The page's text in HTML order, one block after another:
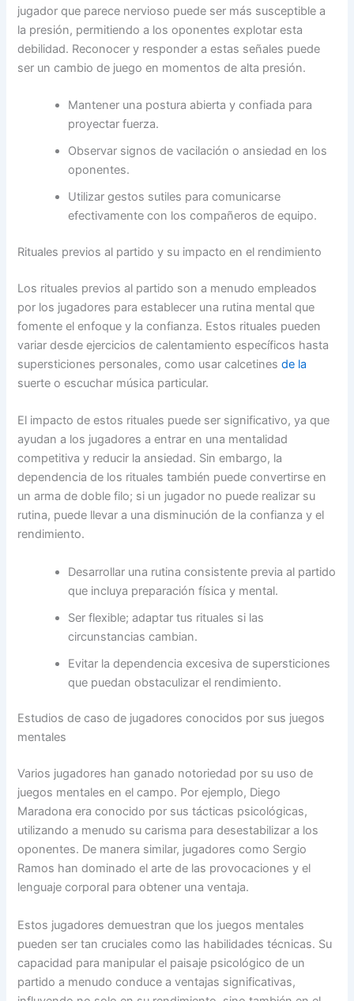
jugador que parece nervioso puede ser más susceptible a
la presión, permitiendo a los oponentes explotar esta
debilidad. Reconocer y responder a estas señales puede
ser un cambio de juego en momentos de alta presión.
Mantener una postura abierta y confiada para
proyectar fuerza.
Observar signos de vacilación o ansiedad en los
oponentes.
Utilizar gestos sutiles para comunicarse
efectivamente con los compañeros de equipo.
Rituales previos al partido y su impacto en el rendimiento
Los rituales previos al partido son a menudo empleados
por los jugadores para establecer una rutina mental que
fomente el enfoque y la confianza. Estos rituales pueden
variar desde ejercicios de calentamiento específicos hasta
supersticiones personales, como usar calcetinesde la
suerte o escuchar música particular.
El impacto de estos rituales puede ser significativo, ya que
ayudan a los jugadores a entrar en una mentalidad
competitiva y reducir la ansiedad. Sin embargo, la
dependencia de los rituales también puede convertirse en
un arma de doble filo; si un jugador no puede realizar su
rutina, puede llevar a una disminución de la confianza y el
rendimiento.
Desarrollar una rutina consistente previa al partido
que incluya preparación física y mental.
Ser flexible; adaptar tus rituales si las
circunstancias cambian.
Evitar la dependencia excesiva de supersticiones
que puedan obstaculizar el rendimiento.
Estudios de caso de jugadores conocidos por sus juegos
mentales
Varios jugadores han ganado notoriedad por su uso de
juegos mentales en el campo. Por ejemplo, Diego
Maradona era conocido por sus tácticas psicológicas,
utilizando a menudo su carisma para desestabilizar a los
oponentes. De manera similar, jugadores como Sergio
Ramos han dominado el arte de las provocaciones y el
lenguaje corporal para obtener una ventaja.
Estos jugadores demuestran que los juegos mentales
pueden ser tan cruciales como las habilidades técnicas. Su
capacidad para manipular el paisaje psicológico de un
partido a menudo conduce a ventajas significativas,